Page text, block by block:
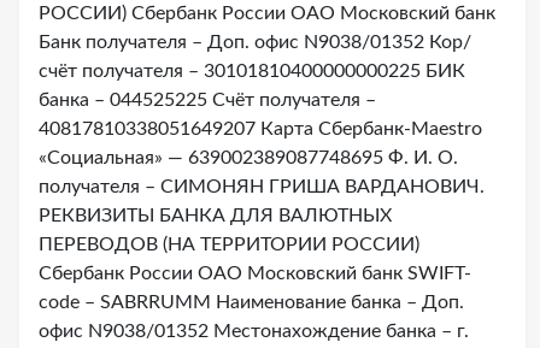
РОССИИ) Сбербанк России ОАО Московский банк
Банк получателя – Доп. офис N9038/01352 Кор/
счёт получателя – 30101810400000000225 БИК
банка – 044525225 Счёт получателя –
40817810338051649207 Карта Сбербанк-Maestro
«Социальная» — 639002389087748695 Ф. И. О.
получателя – СИМОНЯН ГРИША ВАРДАНОВИЧ.
РЕКВИЗИТЫ БАНКА ДЛЯ ВАЛЮТНЫХ
ПЕРЕВОДОВ (НА ТЕРРИТОРИИ РОССИИ)
Сбербанк России ОАО Московский банк SWIFT-
code – SABRRUMM Наименование банка – Доп.
офис N9038/01352 Местонахождение банка – г.